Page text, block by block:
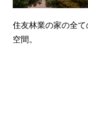
住友林業の家の全
空間。